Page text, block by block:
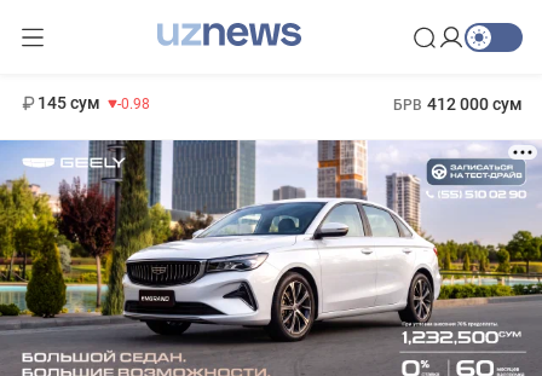
145 сум -0.98 БРВ 412 000 сум